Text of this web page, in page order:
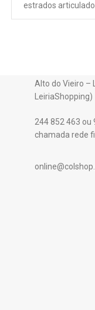
estrados
Alto do Vieiro –
LeiriaShopping)
244 852 463 ou
chamada rede